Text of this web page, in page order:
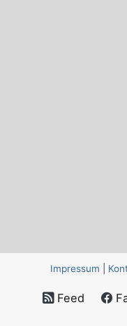
Impressum
Feed